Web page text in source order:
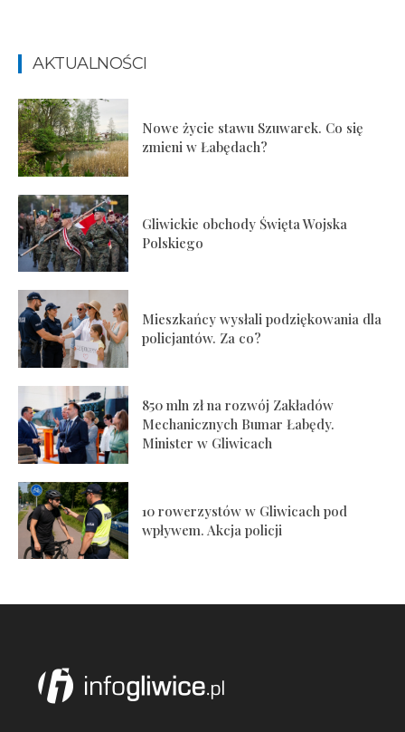
AKTUALNOŚCI
Nowe życie stawu Szuwarek. Co się
zmieni w Łabędach?
Gliwickie obchody Święta Wojska
Polskiego
Mieszkańcy wysłali podziękowania dla
policjantów. Za co?
850 mln zł na rozwój Zakładów
Mechanicznych Bumar Łabędy.
Minister w Gliwicach
10 rowerzystów w Gliwicach pod
wpływem. Akcja policji